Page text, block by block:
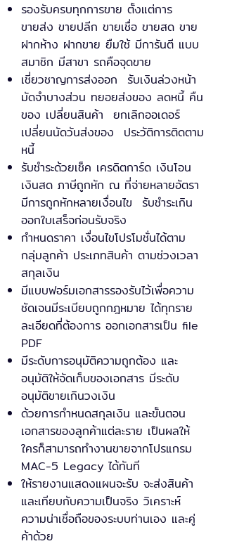
รองรับครบทุกการขาย ตั้งแต่การ
ขายส่ง ขายปลีก ขายเชื่อ ขายสด ขาย
ฝากห้าง ฝากขาย ยืมใช้ มีการันตี แบบ
สมาชิก มีสาขา รถคือจุดขาย
เชี่ยวชาญการส่งออก รับเงินล่วงหน้า
มัดจำบางส่วน ทยอยส่งของ ลดหนี้ คืน
ของ เปลี่ยนสินค้า ยกเลิกออเดอร์
เปลี่ยนนัดวันส่งของ ประวัติการติดตาม
หนี้
รับชำระด้วยเช็ค เครดิตการ์ด เงินโอน
เงินสด ภาษีถูกหัก ณ ที่จ่ายหลายอัตรา
มีการถูกหักหลายเงื่อนไข รับชำระเกิน
ออกใบเสร็จก่อนรับจริง
กำหนดราคา เงื่อนไขโปรโมชั่นได้ตาม
กลุ่มลูกค้า ประเภทสินค้า ตามช่วงเวลา
สกุลเงิน
มีแบบฟอร์มเอกสารรองรับไว้เพื่อความ
ชัดเจนมีระเบียบถูกกฎหมาย ได้ทุกราย
ละเอียดที่ต้องการ ออกเอกสารเป็น file
PDF
มีระดับการอนุมัติความถูกต้อง และ
อนุมัติให้จัดเก็บของเอกสาร มีระดับ
อนุมัติขายเกินวงเงิน
ด้วยการกำหนดสกุลเงิน และขั้นตอน
เอกสารของลูกค้าแต่ละราย เป็นผลให้
ใครก็สามารถทำงานขายจากโปรแกรม
MAC-5 Legacy ได้ทันที
ให้รายงานแสดงแผนจะรับ จะส่งสินค้า
และเทียบกับความเป็นจริง วิเคราะห์
ความน่าเชื่อถือของระบบท่านเอง และคู่
ค้าด้วย